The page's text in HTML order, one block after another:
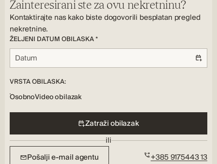
Lusteri, Kuhinjski otok, Otvoreni tlocrt, Ostava
Balkon, Privatno dvorište, Vanjska rasvjeta
Vrsta prozora:
PVC, Aluminijski
Zainteresirani ste za ovu nekretninu?
Kontaktirajte nas kako biste dogovorili besplatan pregled
nekretnine.
ŽELJENI DATUM OBILASKA *
VRSTA OBILASKA:
OsobnoVideo obilazak
Zatraži obilazak
ili
Pošalji e-mail agentu
+385 9175443 13